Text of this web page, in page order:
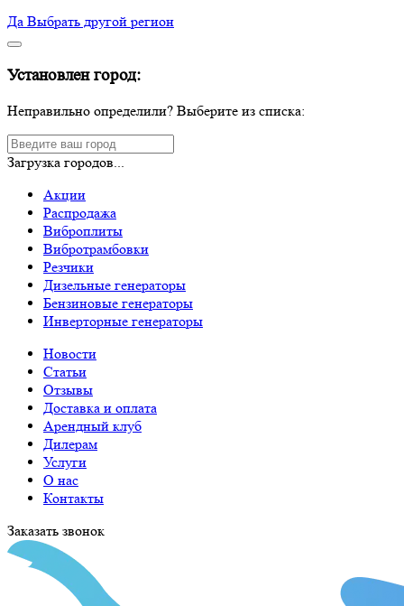
Да Выбрать другой регион
Установлен город:
Неправильно определили? Выберите из списка:
Загрузка городов...
Акции
Распродажа
Виброплиты
Вибротрамбовки
Резчики
Дизельные генераторы
Бензиновые генераторы
Инверторные генераторы
Новости
Статьи
Отзывы
Доставка и оплата
Арендный клуб
Дилерам
Услуги
О нас
Контакты
Заказать звонок